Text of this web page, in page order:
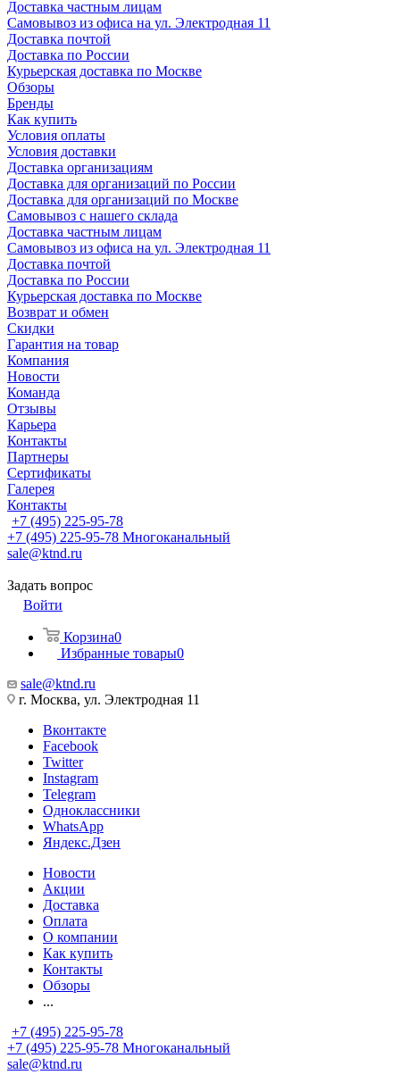
Доставка частным лицам
Самовывоз из офиса на ул. Электродная 11
Доставка почтой
Доставка по России
Курьерская доставка по Москве
Обзоры
Бренды
Как купить
Условия оплаты
Условия доставки
Доставка организациям
Доставка для организаций по России
Доставка для организаций по Москве
Самовывоз с нашего склада
Доставка частным лицам
Самовывоз из офиса на ул. Электродная 11
Доставка почтой
Доставка по России
Курьерская доставка по Москве
Возврат и обмен
Скидки
Гарантия на товар
Компания
Новости
Команда
Отзывы
Карьера
Контакты
Партнеры
Сертификаты
Галерея
Контакты
+7 (495) 225-95-78
+7 (495) 225-95-78 Многоканальный
sale@ktnd.ru
Задать вопрос
Войти
Корзина0
Избранные товары0
sale@ktnd.ru
г. Москва, ул. Электродная 11
Вконтакте
Facebook
Twitter
Instagram
Telegram
Одноклассники
WhatsApp
Яндекс.Дзен
Новости
Акции
Доставка
Оплата
О компании
Как купить
Контакты
Обзоры
...
+7 (495) 225-95-78
+7 (495) 225-95-78 Многоканальный
sale@ktnd.ru